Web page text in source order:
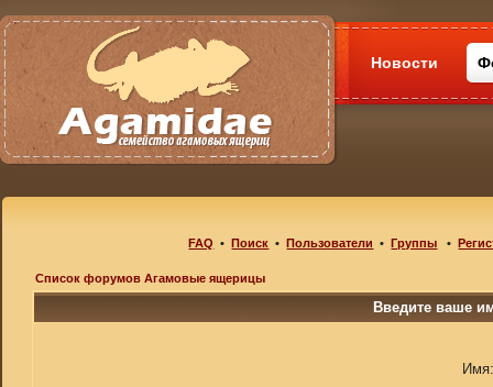
Новости
FAQ •Поиск •Пользователи •Группы •
Список форумов Агамовые ящерицы
Введите ваше
Имя: